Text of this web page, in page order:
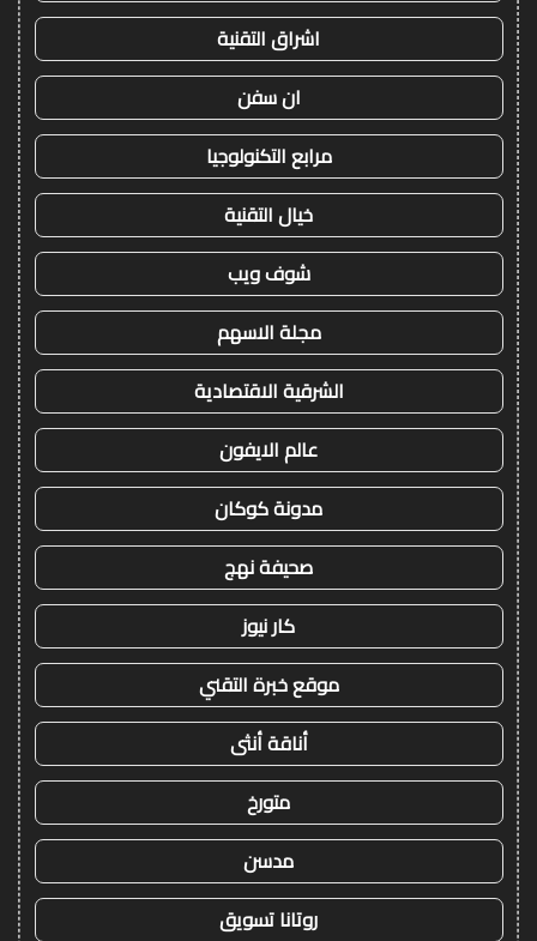
اشراق التقنية
ان سفن
مرابع التكنولوجيا
خيال التقنية
شوف ويب
مجلة الاسهم
الشرقية الاقتصادية
عالم الايفون
مدونة كوكان
صحيفة نهج
كار نيوز
موقع خبرة التقني
أناقة أنثى
متورخ
مدسن
روتانا تسويق